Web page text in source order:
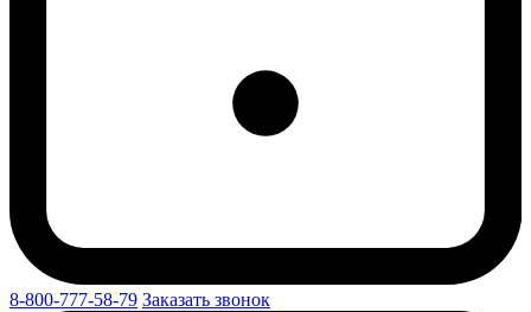
8-800-777-58-79 Заказать звонок